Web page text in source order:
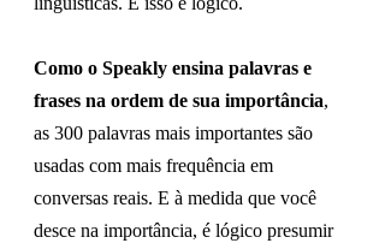
Como o Speakly ensina palavras e
frases na ordem de sua importância,
as 300 palavras mais importantes são
usadas com mais frequência em
conversas reais. E à medida que você
desce na importância, é lógico presumir